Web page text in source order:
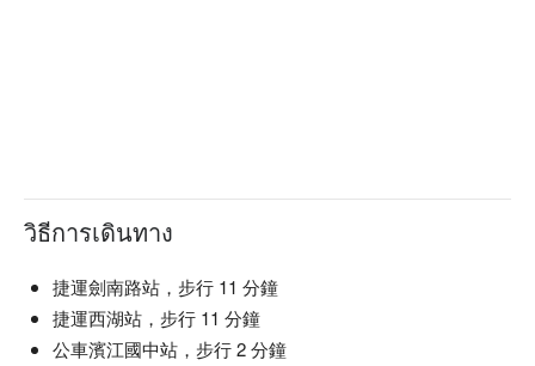
วิธีการเดินทาง
捷運劍南路站，步行 11 分鐘
捷運西湖站，步行 11 分鐘
公車濱江國中站，步行 2 分鐘